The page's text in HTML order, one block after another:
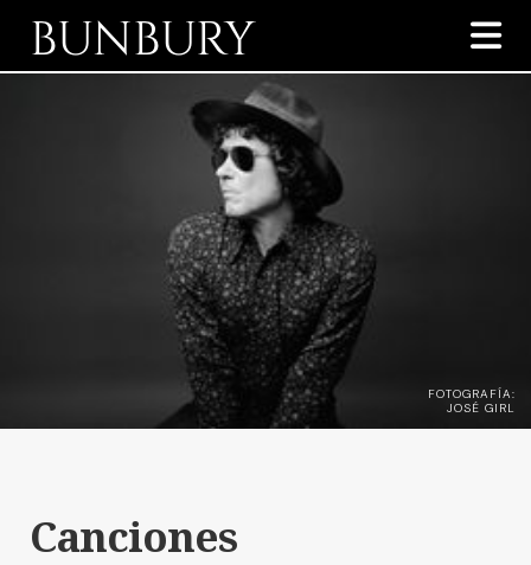
BUNBURY 
FOTOGRAFÍA:
JOSÉ GIRL
Canciones